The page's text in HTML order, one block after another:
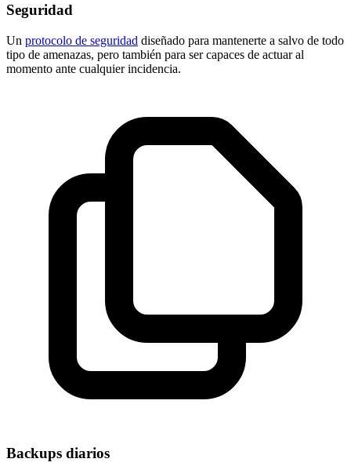
Seguridad
Un protocolo de seguridad diseñado para mantenerte a salvo de todo
tipo de amenazas, pero también para ser capaces de actuar al
momento ante cualquier incidencia.
Backups diarios